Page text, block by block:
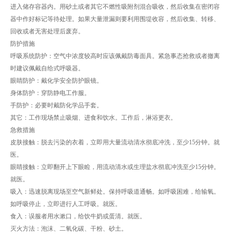
进入储存容器内。用砂土或者其它不燃性吸附剂混合吸收，然后收集在密闭容
器中作好标记等待处理。如果大量泄漏则要利用围堤收容，然后收集、转移、
回收或者无害处理后废弃。
防护措施
呼吸系统防护：空气中浓度较高时应该佩戴防毒面具。紧急事态抢救或者撤离
时建议佩戴自给式呼吸器。
眼睛防护：戴化学安全防护眼镜。
身体防护：穿防静电工作服。
手防护：必要时戴防化学品手套。
其它：工作现场禁止吸烟、进食和饮水。工作后，淋浴更衣。
急救措施
皮肤接触：脱去污染的衣着，立即用大量流动清水彻底冲洗，至少15分钟。就
医。
眼睛接触：立即翻开上下眼睑，用流动清水或生理盐水彻底冲洗至少15分钟。
就医。
吸入：迅速脱离现场至空气新鲜处。保持呼吸道通畅。如呼吸困难，给输氧。
如呼吸停止，立即进行人工呼吸。就医。
食入：误服者用水漱口，给饮牛奶或蛋清。就医。
灭火方法：泡沫、二氧化碳、干粉、砂土。